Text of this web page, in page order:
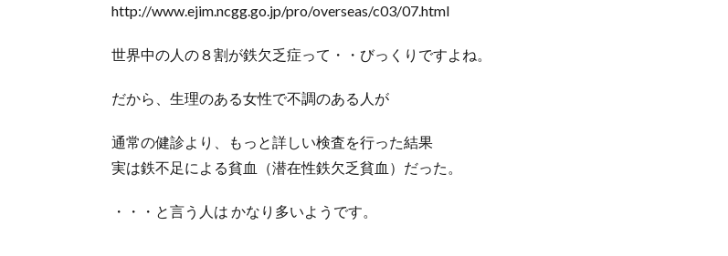
http://www.ejim.ncgg.go.jp/pro/overseas/c03/07.html
世界中の人の８割が鉄欠乏症って・・びっくりですよね。
だから、生理のある女性で不調のある人が
通常の健診より、もっと詳しい検査を行った結果
実は鉄不足による貧血（潜在性鉄欠乏貧血）だった。
・・・と言う人は かなり多いようです。